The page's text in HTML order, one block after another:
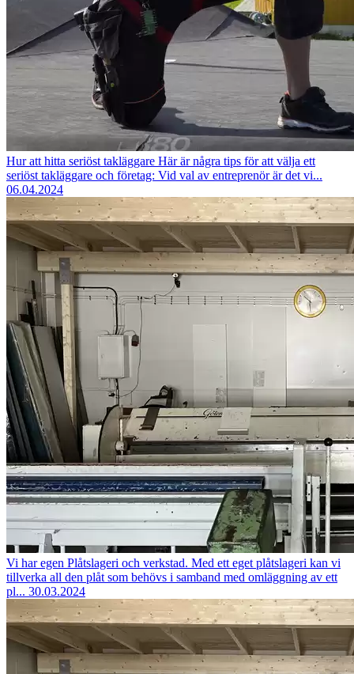
Hur att hitta seriöst takläggare Här är några tips för att välja ett
seriöst takläggare och företag: Vid val av entreprenör är det vi...
06.04.2024
Vi har egen Plåtslageri och verkstad. Med ett eget plåtslageri kan vi
tillverka all den plåt som behövs i samband med omläggning av ett
pl... 30.03.2024